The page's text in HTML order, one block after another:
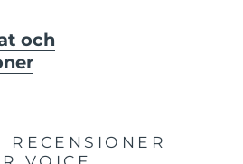
och
RECENSIONER